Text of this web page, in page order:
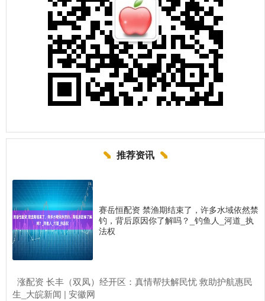
推荐资讯
赛岳恒配资 禁渔期结束了，许多水域依然禁
钓，背后原因你了解吗？_钓鱼人_河道_执
法权
​涨配资 长丰（双凤）经开区：真情帮扶解民忧 救助护航惠民
生_大皖新闻 | 安徽网